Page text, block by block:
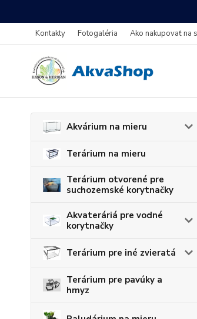
Kontakty Fotogaléria Ako nakupovať na
Akvárium na mieru
Terárium na mieru
Terárium otvorené pre
suchozemské korytnačky
Akvateráriá pre vodné
korytnačky
Terárium pre iné zvieratá
Terárium pre pavúky a
hmyz